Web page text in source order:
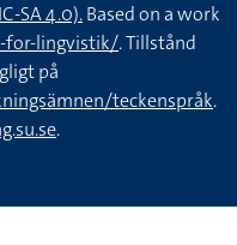
SA 4.0).Based on a work
for-lingvistik/. Tillstånd
på
teckenspråk.
.